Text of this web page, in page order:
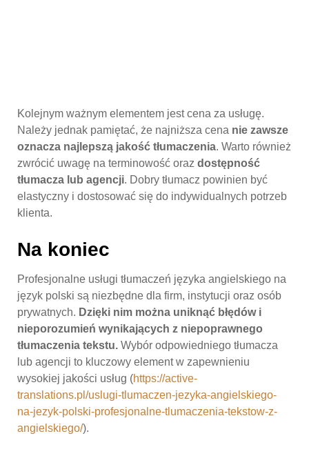
Kolejnym ważnym elementem jest cena za usługę.
Należy jednak pamiętać, że najniższa cena nie zawsze
oznacza najlepszą jakość tłumaczenia. Warto również
zwrócić uwagę na terminowość oraz dostępność
tłumacza lub agencji. Dobry tłumacz powinien być
elastyczny i dostosować się do indywidualnych potrzeb
klienta.
Na koniec
Profesjonalne usługi tłumaczeń języka angielskiego na
język polski są niezbędne dla firm, instytucji oraz osób
prywatnych. Dzięki nim można uniknąć błędów i
nieporozumień wynikających z niepoprawnego
tłumaczenia tekstu. Wybór odpowiedniego tłumacza
lub agencji to kluczowy element w zapewnieniu
wysokiej jakości usług (https://active-
translations.pl/uslugi-tlumaczen-jezyka-angielskiego-
na-jezyk-polski-profesjonalne-tlumaczenia-tekstow-z-
angielskiego/).